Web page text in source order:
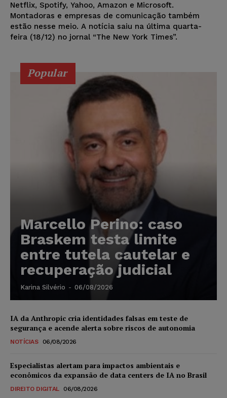
Netflix, Spotify, Yahoo, Amazon e Microsoft.
Montadoras e empresas de comunicação também
estão nesse meio. A notícia saiu na última quarta-
feira (18/12) no jornal “The New York Times”.
Popular
Marcello Perino: caso
Braskem testa limite
entre tutela cautelar e
recuperação judicial
Karina Silvério - 06/08/2026
IA da Anthropic cria identidades falsas em teste de
segurança e acende alerta sobre riscos de autonomia
NOTÍCIAS 06/08/2026
Especialistas alertam para impactos ambientais e
econômicos da expansão de data centers de IA no Brasil
DIREITO DIGITAL 06/08/2026